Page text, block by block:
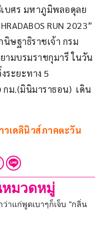
บศร มหาภูมิพลอดุลย
RUN 2023”
ษฐาธิราชเจ้า กรม
ามบรมราชกุมารี ในวัน
ระยะทาง 5
ม.(มินิมาราธอน)  เดิน
เดลินิวส์ภาคตะวัน
มวดหมู่
แก่พูดเบาๆก็เจ็บ “กลิ่น